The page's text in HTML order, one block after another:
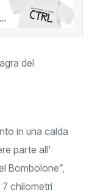
in una calda
parte all'
Bombolone”,
chilometri